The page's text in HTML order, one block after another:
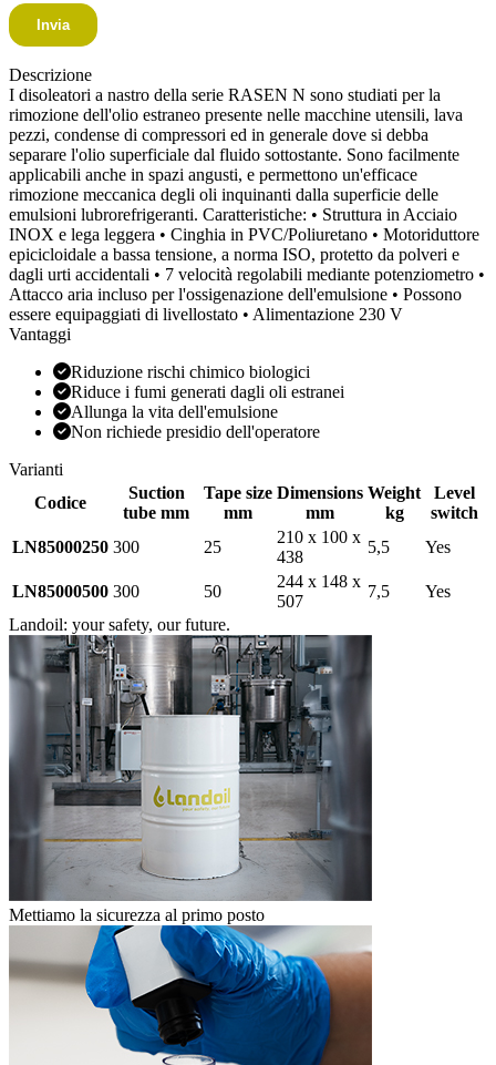
Descrizione
I disoleatori a nastro della serie RASEN N sono studiati per la
rimozione dell'olio estraneo presente nelle macchine utensili, lava
pezzi, condense di compressori ed in generale dove si debba
separare l'olio superficiale dal fluido sottostante. Sono facilmente
applicabili anche in spazi angusti, e permettono un'efficace
rimozione meccanica degli oli inquinanti dalla superficie delle
emulsioni lubrorefrigeranti. Caratteristiche: • Struttura in Acciaio
INOX e lega leggera • Cinghia in PVC/Poliuretano • Motoriduttore
epicicloidale a bassa tensione, a norma ISO, protetto da polveri e
dagli urti accidentali • 7 velocità regolabili mediante potenziometro •
Attacco aria incluso per l'ossigenazione dell'emulsione • Possono
essere equipaggiati di livellostato • Alimentazione 230 V
Vantaggi
Riduzione rischi chimico biologici
Riduce i fumi generati dagli oli estranei
Allunga la vita dell'emulsione
Non richiede presidio dell'operatore
Varianti
Codice
Suction
tube mm
Tape size
mm
Dimensions
mm
Weight
kg
Level
switch
LN85000250 300 25
210 x 100 x
438
5,5 Yes
LN85000500 300 50
244 x 148 x
507
7,5
Yes
Landoil: your safety, our future.
Mettiamo la sicurezza al primo posto